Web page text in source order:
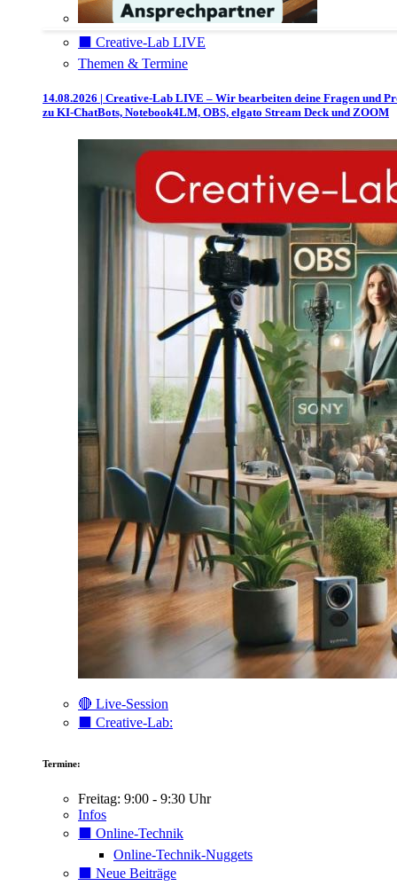
⬛️ Creative-Lab LIVE
Themen & Termine
14.08.2026 | Creative-Lab LIVE – Wir bearbeiten deine Fragen und
zu KI-ChatBots, Notebook4LM, OBS, elgato Stream Deck und ZOOM
🔴 Live-Session
⬛️ Creative-Lab:
Termine:
Freitag: 9:00 - 9:30 Uhr
Infos
⬛️ Online-Technik
Online-Technik-Nuggets
⬛️ Neue Beiträge